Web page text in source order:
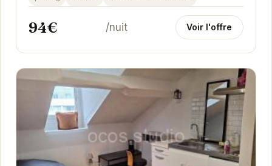
94€ /nuit Voir l'offre